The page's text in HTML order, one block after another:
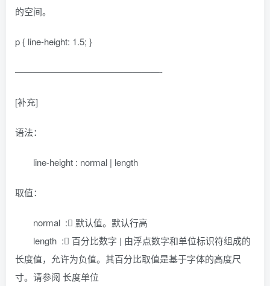
的空间。
p { line-height: 1.5; }
————————————————-
[补充]
语法：
line-height : normal | length
取值：
normal : 默认值。默认行高
length : 百分比数字 | 由浮点数字和单位标识符组成的
长度值，允许为负值。其百分比取值是基于字体的高度尺
寸。请参阅 长度单位